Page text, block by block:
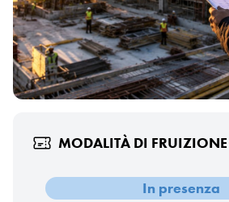
MODALITÀ DI FRUIZIONE
In presenza